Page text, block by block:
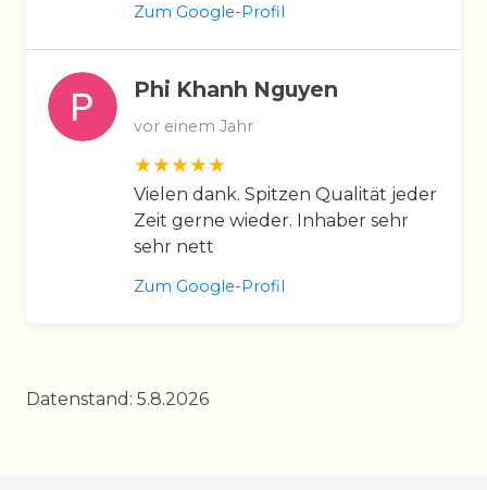
Zum Google-Profil
Phi Khanh Nguyen
vor einem Jahr
Vielen dank. Spitzen Qualität jeder
Zeit gerne wieder. Inhaber sehr
sehr nett
Zum Google-Profil
Datenstand: 5.8.2026